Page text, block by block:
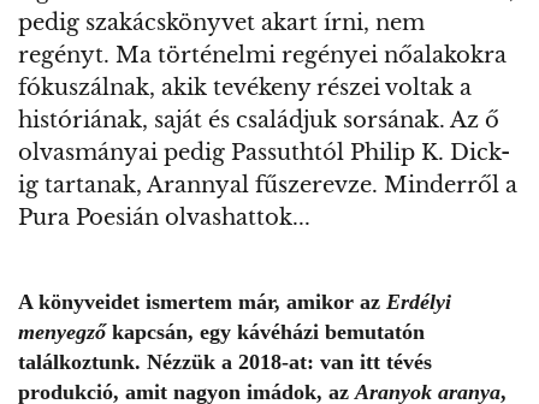
pedig szakácskönyvet akart írni, nem
regényt. Ma történelmi regényei nőalakokra
fókuszálnak, akik tevékeny részei voltak a
históriának, saját és családjuk sorsának. Az ő
olvasmányai pedig Passuthtól Philip K. Dick-
ig tartanak, Arannyal fűszerevze. Minderről a
Pura Poesián olvashattok...
A könyveidet ismertem már, amikor az Erdélyi
menyegzőkapcsán, egy kávéházi bemutatón
találkoztunk. Nézzük a 2018-at: van itt tévés
produkció, amit nagyon imádok, azAranyok aranya,